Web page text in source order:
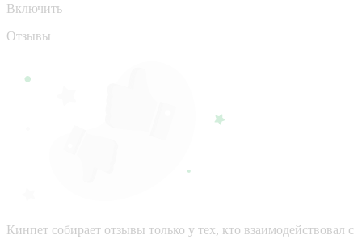
Включить
Отзывы
Кинпет собирает отзывы только у тех, кто взаимодействовал с